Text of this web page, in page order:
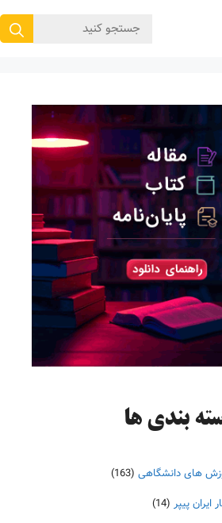
جستجوی
بندی ها
های دانشگاهی (163)
ایران پیپر (14)